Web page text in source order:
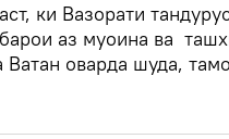
ки Вазорати
аз муоина ва
оварда шуда,